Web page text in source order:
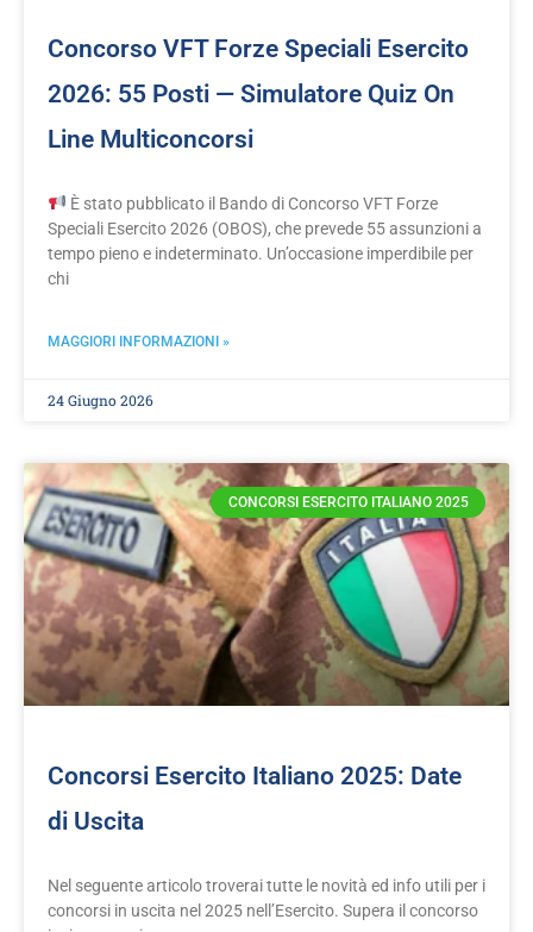
Concorso VFT Forze Speciali Esercito
2026: 55 Posti — Simulatore Quiz On
Line Multiconcorsi
È stato pubblicato il Bando di Concorso VFT Forze
Speciali Esercito 2026 (OBOS), che prevede 55 assunzioni a
tempo pieno e indeterminato. Un’occasione imperdibile per
chi
MAGGIORI INFORMAZIONI »
24 Giugno 2026
CONCORSI ESERCITO ITALIANO 2025
Concorsi Esercito Italiano 2025: Date
di Uscita
Nel seguente articolo troverai tutte le novità ed info utili per i
concorsi in uscita nel 2025 nell’Esercito. Supera il concorso